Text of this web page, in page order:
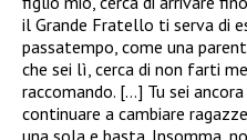
il Grande Fratello ti serva di
passatempo, come una
che sei lì, cerca di non farti
raccomando. […] Tu sei
continuare a cambiare
una sola e basta. Insomma,